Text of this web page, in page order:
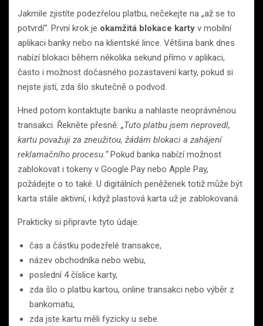
Jakmile zjistíte podezřelou platbu, nečekejte na „až se to
potvrdí“. První krok je okamžitá blokace karty v mobilní
aplikaci banky nebo na klientské lince. Většina bank dnes
nabízí blokaci během několika sekund přímo v aplikaci,
často i možnost dočasného pozastavení karty, pokud si
nejste jistí, zda šlo skutečně o podvod.
Hned potom kontaktujte banku a nahlaste neoprávněnou
transakci. Řekněte přesně: „Tuto platbu jsem neprovedl,
kartu považuji za zneužitou, žádám blokaci a zahájení
reklamačního procesu.“Pokud banka nabízí možnost
zablokovat i tokeny v Google Pay nebo Apple Pay,
požádejte o to také. U digitálních peněženek totiž může být
karta stále aktivní, i když plastová karta už je zablokovaná.
Prakticky si připravte tyto údaje:
čas a částku podezřelé transakce,
název obchodníka nebo webu,
poslední 4 číslice karty,
zda šlo o platbu kartou, online transakci nebo výběr z
bankomatu,
zda jste kartu měli fyzicky u sebe.